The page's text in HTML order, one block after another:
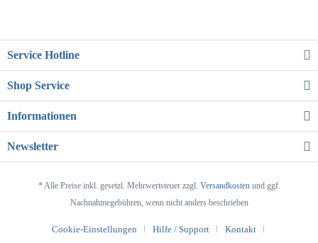
Service Hotline
Shop Service
Informationen
Newsletter
* Alle Preise inkl. gesetzl. Mehrwertsteuer zzgl. Versandkostenund ggf.
Nachnahmegebühren, wenn nicht anders beschrieben
Cookie-Einstellungen Hilfe / Support Kontakt